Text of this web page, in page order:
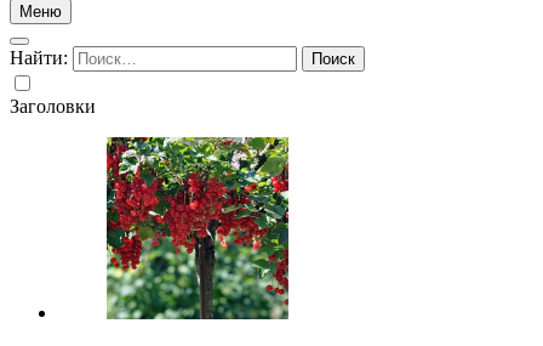
Меню
Найти:
Заголовки